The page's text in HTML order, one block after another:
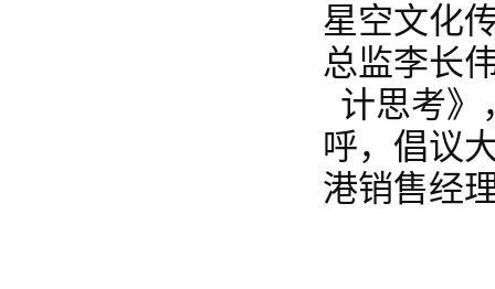
星空文化
总监李长
计思考》
呼，倡议
港销售经